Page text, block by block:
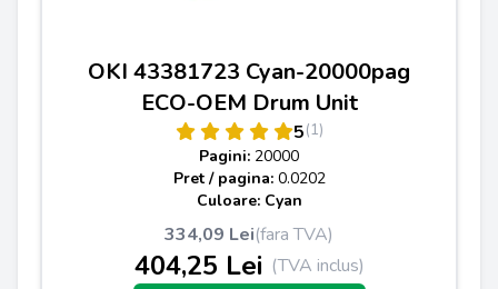
OKI 43381723 Cyan-20000pag
ECO-OEM Drum Unit
5(1)
Pagini: 20000
Pret / pagina: 0.0202
Culoare: Cyan
334,09 Lei(fara TVA)
404,25 Lei (TVA inclus)